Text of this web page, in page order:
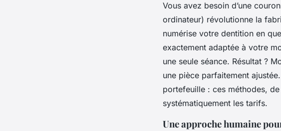
Vous avez besoin d’une
ordinateur) révolutionne la
numérise votre dentition en
exactement adaptée à votre
une seule séance. Résultat ?
une pièce parfaitement
portefeuille : ces méthodes,
systématiquement les tarifs.
Une approche humaine